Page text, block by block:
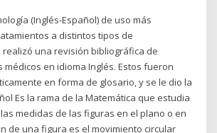
(Inglés-Español) de uso más
a distintos tipos de
una revisión bibliográfica de
médicos en idioma Inglés. Estos fueron
en forma de glosario, y se le dio la
Es la rama de la Matemática que estudia
medidas de las figuras en el plano o en
de una figura es el movimiento circular